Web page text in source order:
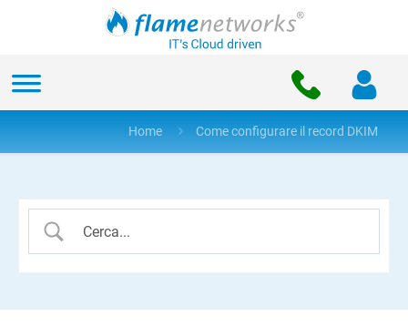
Home Come configurare il record DKIM